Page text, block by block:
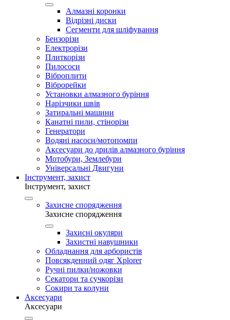
Алмазні коронки
Відрізні диски
Сегменти для шліфування
Бензорізи
Електрорізи
Плиткорізи
Пилососи
Віброплити
Віброрейки
Установки алмазного буріння
Нарізчики швів
Затиральні машини
Канатні пили, стінорізи
Генератори
Водяні насоси/мотопомпи
Аксесуари до дрилів алмазного буріння
Мотобури, Землебури
Універсальні Двигуни
Інструмент, захист
Інструмент, захист
Захисне спорядження
Захисне спорядження
Захисні окуляри
Захистні навушники
Обладнання для арбористів
Повсякденний одяг Xplorer
Ручні пилки/ножовки
Секатори та сучкорізи
Сокири та колуни
Аксесуари
Аксесуари